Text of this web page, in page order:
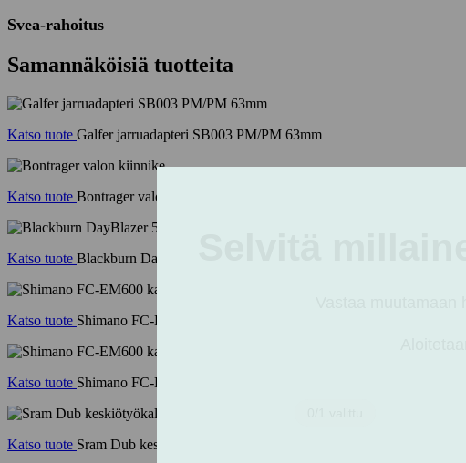
Svea-rahoitus
Samannäköisiä tuotteita
Katso tuote Galfer jarruadapteri SB003 PM/PM 63mm
Katso tuote Bontrager valon kiinnike
Katso tuote Blackburn DayBlazer 550 etuvalo
Katso tuote Shimano FC-EM600 kampi 160mm vasen
Katso tuote Shimano FC-EM600 kampi 160mm oikea
Katso tuote Sram Dub keskiötyökalu